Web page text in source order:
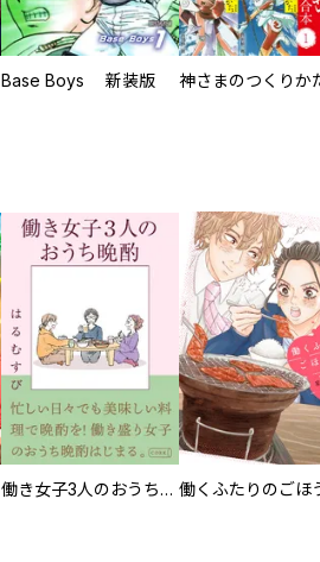
Base Boys 新装版
働き女子3人のおうち晩酌